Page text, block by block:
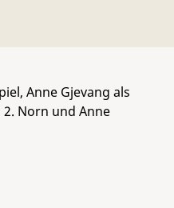
Anne Gjevang als
2. Norn und Anne